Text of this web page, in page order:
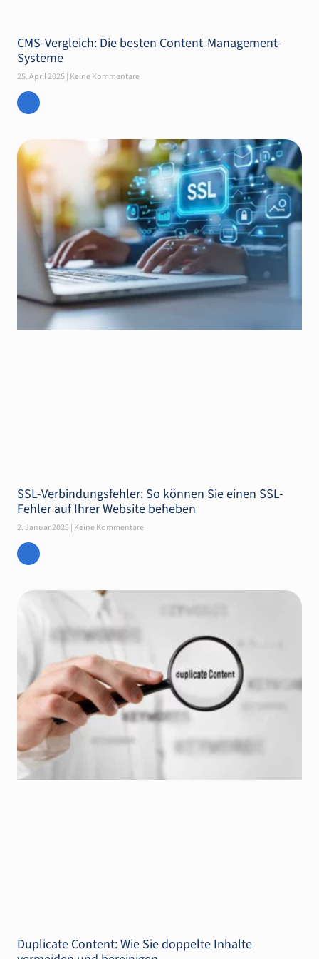
CMS-Vergleich: Die besten Content-Management-
Systeme
25. April 2025 Keine Kommentare
SSL-Verbindungsfehler: So können Sie einen SSL-
Fehler auf Ihrer Website beheben
2. Januar 2025 Keine Kommentare
Duplicate Content: Wie Sie doppelte Inhalte